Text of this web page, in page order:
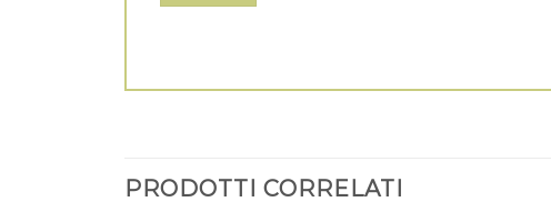
PRODOTTI CORRELATI